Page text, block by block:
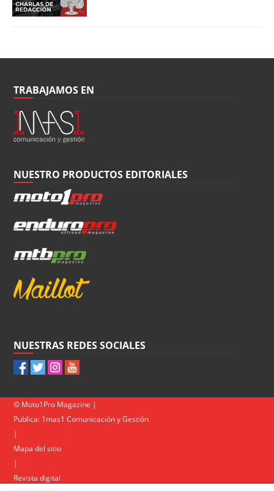
TRABAJAMOS EN
NUESTRO PRODUCTOS EDITORIALES
NUESTRAS REDES SOCIALES
© Moto1Pro Magazine |
Publica: 1mas1 Comunicación y Gestión
|
Mapa del sitio
|
Revista digital